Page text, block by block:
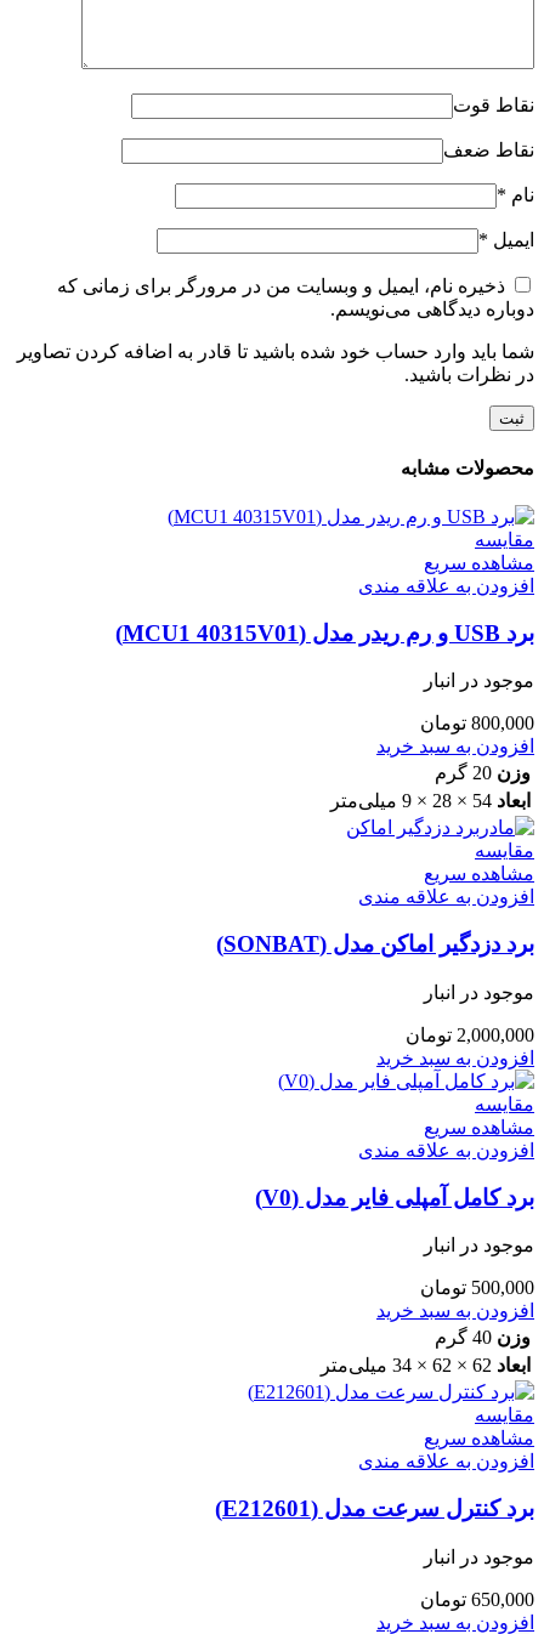
نقاط قوت
نقاط ضعف
نام *
ایمیل *
ذخیره نام، ایمیل و وبسایت من در مرورگر برای زمانی که
دوباره دیدگاهی می‌نویسم.
شما باید وارد حساب خود شده باشید تا قادر به اضافه کردن تصاویر
در نظرات باشید.
محصولات مشابه
مقایسه
مشاهده سریع
افزودن به علاقه مندی
برد USB و رم ریدر مدل (MCU1 40315V01)
موجود در انبار
800,000 تومان
افزودن به سبد خرید
وزن 20 گرم
ابعاد 54 × 28 × 9 میلی‌متر
مقایسه
مشاهده سریع
افزودن به علاقه مندی
برد دزدگیر اماکن مدل (SONBAT)
موجود در انبار
2,000,000 تومان
افزودن به سبد خرید
مقایسه
مشاهده سریع
افزودن به علاقه مندی
برد کامل آمپلی فایر مدل (V0)
موجود در انبار
500,000 تومان
افزودن به سبد خرید
وزن 40 گرم
ابعاد 62 × 62 × 34 میلی‌متر
مقایسه
مشاهده سریع
افزودن به علاقه مندی
برد کنترل سرعت مدل (E212601)
موجود در انبار
650,000 تومان
افزودن به سبد خرید